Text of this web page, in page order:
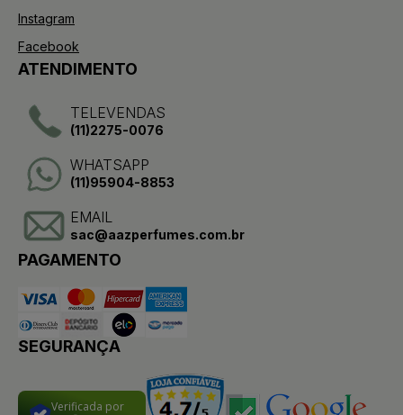
Instagram
Facebook
ATENDIMENTO
TELEVENDAS
(11)2275-0076
WHATSAPP
(11)95904-8853
EMAIL
sac@aazperfumes.com.br
PAGAMENTO
SEGURANÇA
Verificada por